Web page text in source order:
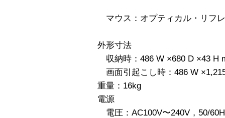
マウス：オプティカル・リフ
外形寸法
収納時：486 W ×680 D ×43 H
画面引起こし時：486 W
重量：16kg
電源
電圧：AC100V〜240V，50/